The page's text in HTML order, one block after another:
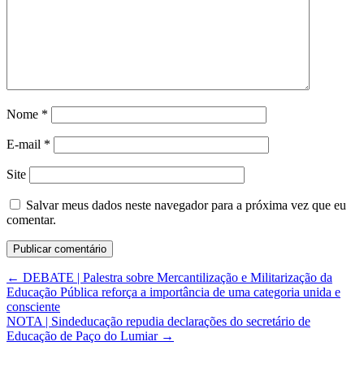
Nome *
E-mail *
Site
Salvar meus dados neste navegador para a próxima vez que eu
comentar.
← DEBATE | Palestra sobre Mercantilização e Militarização da
Educação Pública reforça a importância de uma categoria unida e
consciente
NOTA | Sindeducação repudia declarações do secretário de
Educação de Paço do Lumiar →